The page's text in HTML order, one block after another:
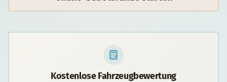
Kostenlose Fahrzeugbewertung